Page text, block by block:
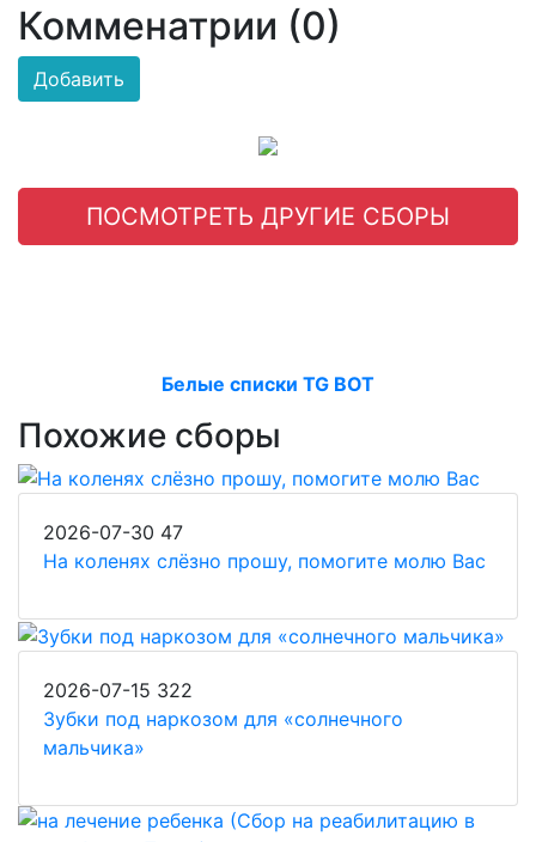
Комменатрии (0)
Добавить
ПОСМОТРЕТЬ ДРУГИЕ СБОРЫ
Белые списки TG BOT
Похожие сборы
2026-07-30 47
На коленях слёзно прошу, помогите молю Вас
2026-07-15 322
Зубки под наркозом для «солнечного
мальчика»